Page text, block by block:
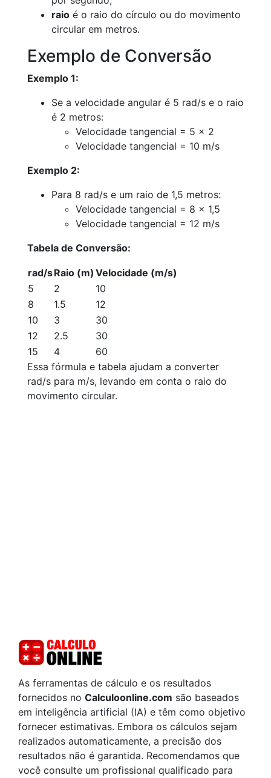
raio é o raio do círculo ou do movimento
circular em metros.
Exemplo de Conversão
Exemplo 1:
Se a velocidade angular é 5 rad/s e o raio
é 2 metros:
Velocidade tangencial = 5 × 2
Velocidade tangencial = 10 m/s
Exemplo 2:
Para 8 rad/s e um raio de 1,5 metros:
Velocidade tangencial = 8 × 1,5
Velocidade tangencial = 12 m/s
Tabela de Conversão:
rad/sRaio (m) Velocidade (m/s)
5
2
10
8
1.5
12
10
3
30
12
2.5
30
15
4
60
Essa fórmula e tabela ajudam a converter
rad/s para m/s, levando em conta o raio do
movimento circular.
As ferramentas de cálculo e os resultados
fornecidos no Calculoonline.com são baseados
em inteligência artificial (IA) e têm como objetivo
fornecer estimativas. Embora os cálculos sejam
realizados automaticamente, a precisão dos
resultados não é garantida. Recomendamos que
você consulte um profissional qualificado para